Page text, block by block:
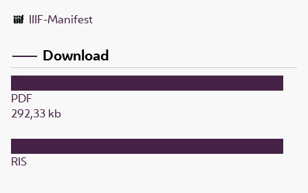
IIIF-Manifest
Download
PDF
292,33 kb
RIS